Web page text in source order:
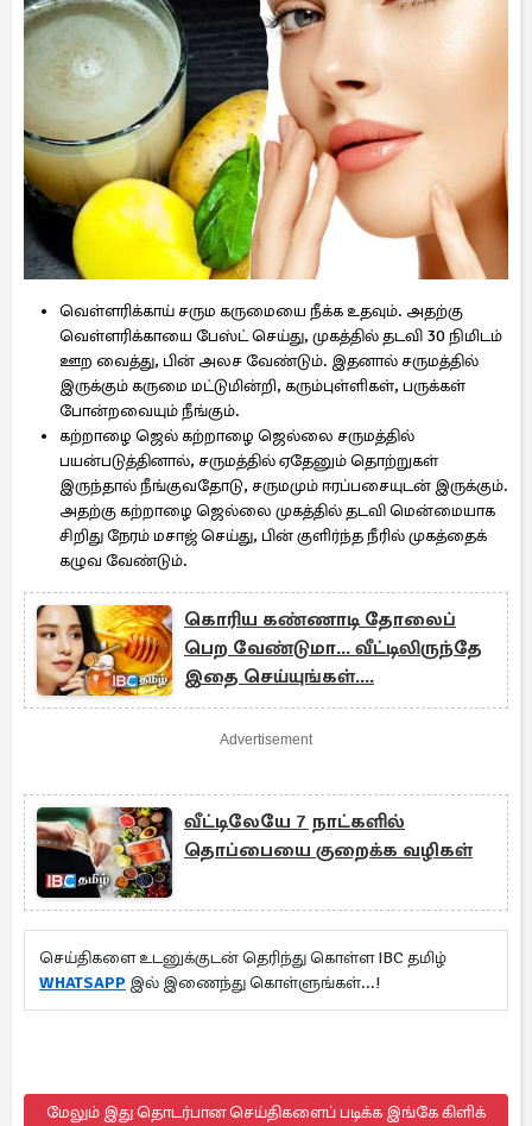
வெள்ளரிக்காய் சரும கருமையை நீக்க உதவும். அதற்கு
வெள்ளரிக்காயை பேஸ்ட் செய்து, முகத்தில் தடவி 30 நிமிடம்
ஊற வைத்து, பின் அலச வேண்டும். இதனால் சருமத்தில்
இருக்கும் கருமை மட்டுமின்றி, கரும்புள்ளிகள், பருக்கள்
போன்றவையும் நீங்கும்.
கற்றாழை ஜெல் கற்றாழை ஜெல்லை சருமத்தில்
பயன்படுத்தினால், சருமத்தில் ஏதேனும் தொற்றுகள்
இருந்தால் நீங்குவதோடு, சருமமும் ஈரப்பசையுடன் இருக்கும்.
அதற்கு கற்றாழை ஜெல்லை முகத்தில் தடவி மென்மையாக
சிறிது நேரம் மசாஜ் செய்து, பின் குளிர்ந்த நீரில் முகத்தைக்
கழுவ வேண்டும்.
கொரிய கண்ணாடி தோலைப்
பெற வேண்டுமா... வீட்டிலிருந்தே
இதை செய்யுங்கள்....
Advertisement
வீட்டிலேயே 7 நாட்களில்
தொப்பையை குறைக்க வழிகள்
செய்திகளை உடனுக்குடன் தெரிந்து கொள்ள IBC தமிழ்
WHATSAPP இல் இணைந்து கொள்ளுங்கள்...!
மேலும் இது தொடர்பான செய்திகளைப் படிக்க இங்கே கிளிக்